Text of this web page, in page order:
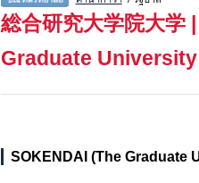
総合研究大学院大学 |
Graduate
SOKENDAI (The Graduate